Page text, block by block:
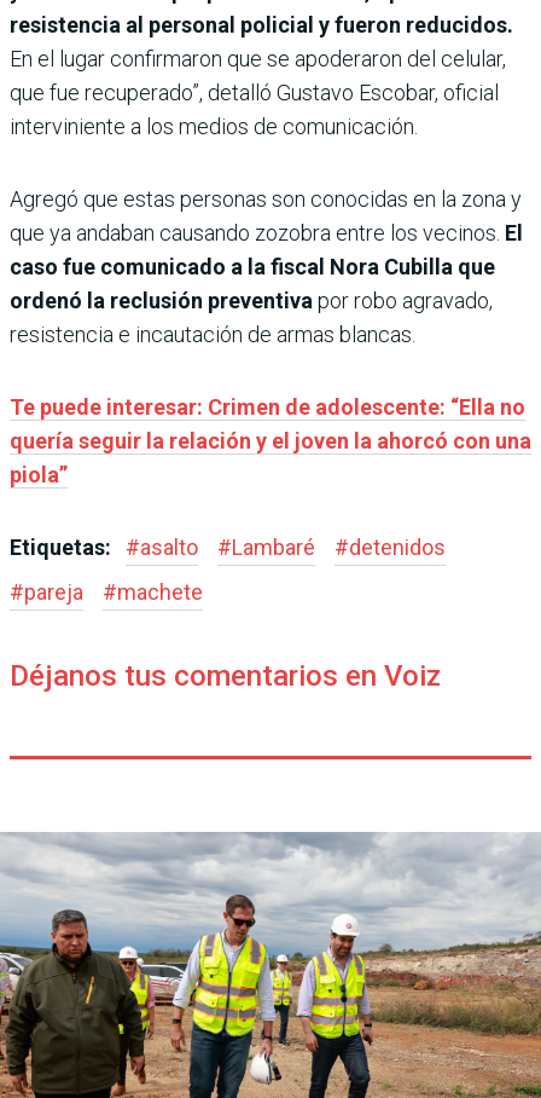
resistencia al personal policial y fueron reducidos.
En el lugar confirmaron que se apoderaron del celular,
que fue recuperado”, detalló Gustavo Escobar, oficial
interviniente a los medios de comunicación.
Agregó que estas personas son conocidas en la zona y
que ya andaban causando zozobra entre los vecinos. El
caso fue comunicado a la fiscal Nora Cubilla que
ordenó la reclusión preventivapor robo agravado,
resistencia e incautación de armas blancas.
Te puede interesar: Crimen de adolescente: “Ella no
quería seguir la relación y el joven la ahorcó con una
piola”
Etiquetas: #asalto #Lambaré #detenidos
#pareja #machete
Déjanos tus comentarios en Voiz